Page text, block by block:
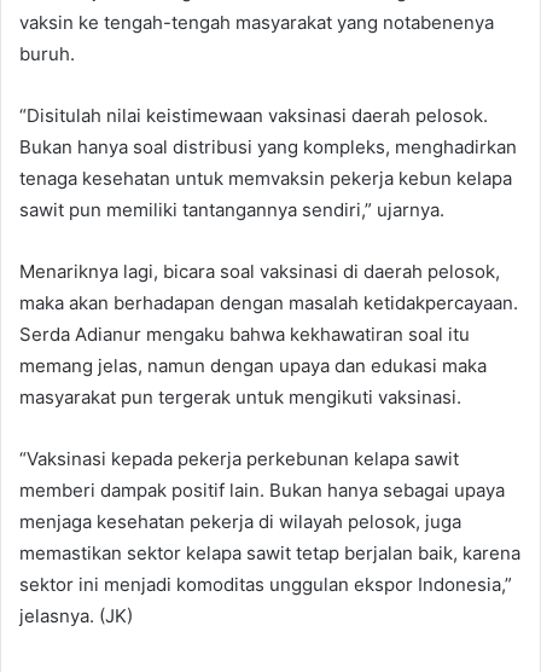
vaksin ke tengah-tengah masyarakat yang notabenenya
buruh.
“Disitulah nilai keistimewaan vaksinasi daerah pelosok.
Bukan hanya soal distribusi yang kompleks, menghadirkan
tenaga kesehatan untuk memvaksin pekerja kebun kelapa
sawit pun memiliki tantangannya sendiri,” ujarnya.
Menariknya lagi, bicara soal vaksinasi di daerah pelosok,
maka akan berhadapan dengan masalah ketidakpercayaan.
Serda Adianur mengaku bahwa kekhawatiran soal itu
memang jelas, namun dengan upaya dan edukasi maka
masyarakat pun tergerak untuk mengikuti vaksinasi.
“Vaksinasi kepada pekerja perkebunan kelapa sawit
memberi dampak positif lain. Bukan hanya sebagai upaya
menjaga kesehatan pekerja di wilayah pelosok, juga
memastikan sektor kelapa sawit tetap berjalan baik, karena
sektor ini menjadi komoditas unggulan ekspor Indonesia,”
jelasnya. (JK)